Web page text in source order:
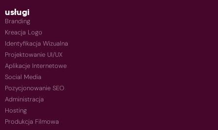
usługi
Branding
Kreacja Logo
Identyfikacja Wizualna
Projektowanie UI/UX
Aplikacje Internetowe
Social Media
Pozycjonowanie SEO
Administracja
Hosting
Produkcja Filmowa